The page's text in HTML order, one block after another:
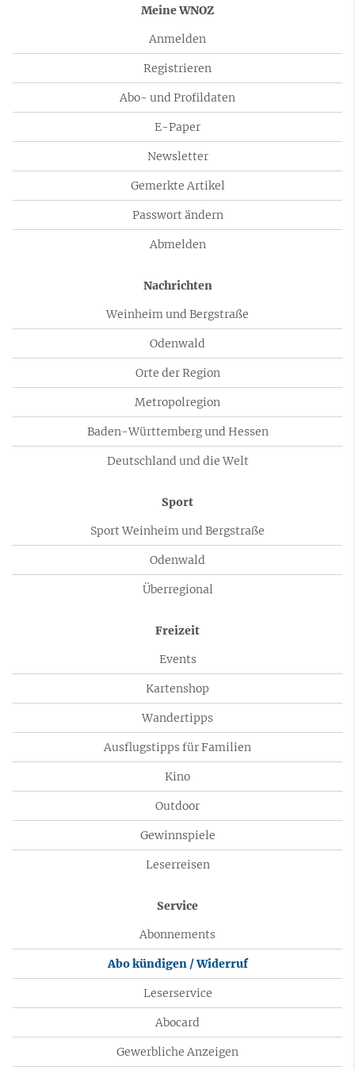
Meine WNOZ
Anmelden
Registrieren
Abo- und Profildaten
E-Paper
Newsletter
Gemerkte Artikel
Passwort ändern
Abmelden
Nachrichten
Weinheim und Bergstraße
Odenwald
Orte der Region
Metropolregion
Baden-Württemberg und Hessen
Deutschland und die Welt
Sport
Sport Weinheim und Bergstraße
Odenwald
Überregional
Freizeit
Events
Kartenshop
Wandertipps
Ausflugstipps für Familien
Kino
Outdoor
Gewinnspiele
Leserreisen
Service
Abonnements
Abo kündigen / Widerruf
Leserservice
Abocard
Gewerbliche Anzeigen